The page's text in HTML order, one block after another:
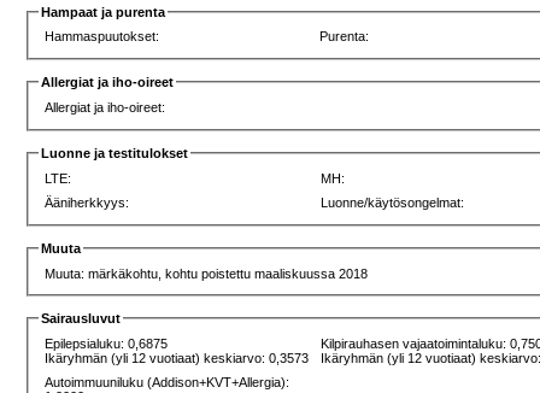
Hampaat ja purenta
Hammaspuutokset:
Purenta:
Allergiat ja iho-oireet
Allergiat ja iho-oireet:
Luonne ja testitulokset
LTE:
MH:
Ääniherkkyys:
Luonne/käytösongelmat:
Muuta
Muuta: märkäkohtu, kohtu poistettu maaliskuussa 2018
Sairausluvut
Epilepsialuku: 0,6875
Ikäryhmän (yli 12 vuotiaat) keskiarvo: 0,3573
Kilpirauhasen vajaatoimintaluku:
Ikäryhmän (yli 12 vuotiaat)
Autoimmuuniluku (Addison+KVT+Allergia):